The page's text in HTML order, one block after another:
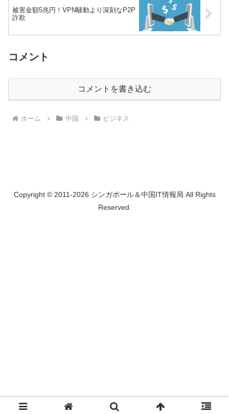
被害金額5兆円！VPN騒動より深刻なP2P
詐欺
コメント
コメントを書き込む
ホーム 中国 ビジネス
Copyright © 2011-2026 シンガポール＆中国IT情報局 All Rights
Reserved.